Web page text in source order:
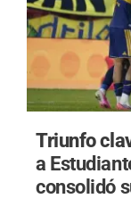
Triunfo
a
consolidó